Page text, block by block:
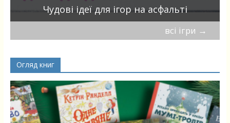
Чудові ідеї для ігор на асфальті
всі ігри →
Огляд книг